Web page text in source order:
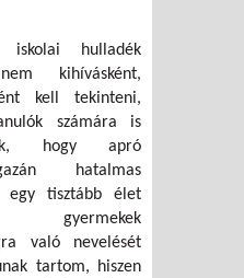
hulladék
kihívásként,
kell tekinteni,
számára is
hogy apró
hatalmas
egy tisztább élet
való nevelését
tartom, hiszen